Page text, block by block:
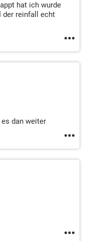
hat ich wurde
der reinfall echt
dan weiter